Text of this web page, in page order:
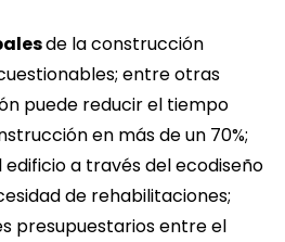
de la construcción
entre otras
puede reducir el tiempo
en más de un 70%;
a través del ecodiseño
de rehabilitaciones;
presupuestarios entre el